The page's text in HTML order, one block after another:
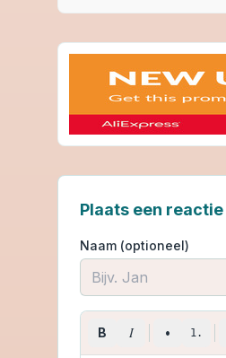
Plaats een reactie
Naam (optioneel)
B I • 1.